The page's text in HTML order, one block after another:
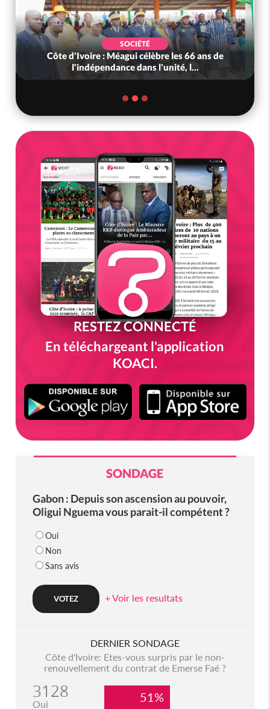
SOCIÉTÉ
Côte d'Ivoire : Méagui célèbre les 66 ans de
l'indépendance dans l'unité, l...
RESTEZ CONNECTÉ
En téléchargeant l'application
KOACI.
SONDAGE
Gabon : Depuis son ascension au pouvoir,
Oligui Nguema vous parait-il compétent ?
Oui
Non
Sans avis
+ Voir les resultats
DERNIER SONDAGE
Côte d'Ivoire: Etes-vous surpris par le non-
renouvellement du contrat de Emerse Faé ?
3128
Oui 51%